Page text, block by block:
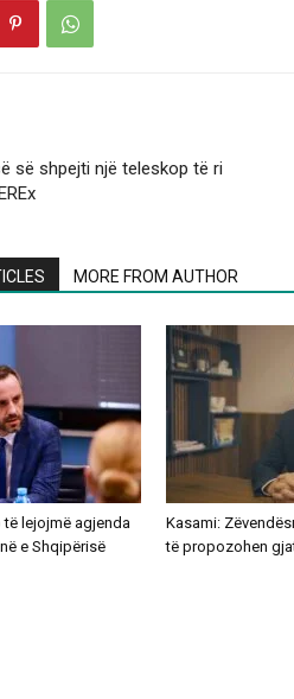
së shpejti një teleskop të ri
MORE FROM AUTHOR
të lejojmë agjenda
e Shqipërisë
Kasami:
të propozohen